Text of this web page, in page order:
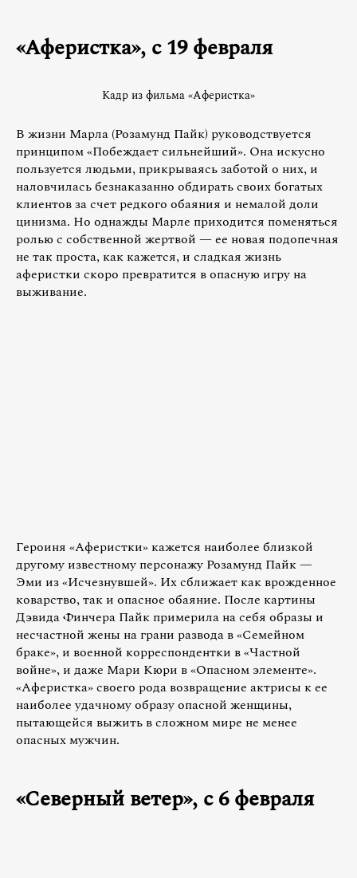
«Аферистка», с 19 февраля
Кадр из фильма «Аферистка»
В жизни Марла (Розамунд Пайк) руководствуется
принципом «Побеждает сильнейший». Она искусно
пользуется людьми, прикрываясь заботой о них, и
наловчилась безнаказанно обдирать своих богатых
клиентов за счет редкого обаяния и немалой доли
цинизма. Но однажды Марле приходится поменяться
ролью с собственной жертвой — ее новая подопечная
не так проста, как кажется, и сладкая жизнь
аферистки скоро превратится в опасную игру на
выживание.
Героиня «Аферистки» кажется наиболее близкой
другому известному персонажу Розамунд Пайк —
Эми из «Исчезнувшей». Их сближает как врожденное
коварство, так и опасное обаяние. После картины
Дэвида Финчера Пайк примерила на себя образы и
несчастной жены на грани развода в «Семейном
браке», и военной корреспондентки в «Частной
войне», и даже Мари Кюри в «Опасном элементе».
«Аферистка» своего рода возвращение актрисы к ее
наиболее удачному образу опасной женщины,
пытающейся выжить в сложном мире не менее
опасных мужчин.
«Северный ветер», с 6 февраля